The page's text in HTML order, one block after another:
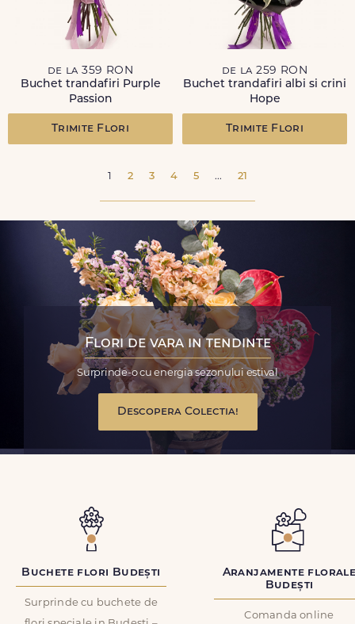
de la 359 RON
Buchet trandafiri Purple
Passion
Trimite Flori
de la 259 RON
Buchet trandafiri albi si crini
Hope
Trimite Flori
1 2 3 4 5 ... 21
Flori de vara in tendinte
Surprinde-o cu energia sezonului estival
Descopera Colectia!
Buchete flori Budești
Surprinde cu buchete de
Aranjamente
Budești
Comanda online